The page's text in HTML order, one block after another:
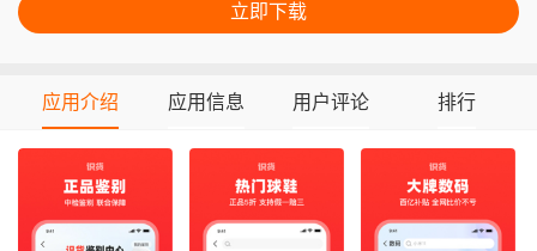
立即下载
应用介绍 应用信息 用户评论 排行